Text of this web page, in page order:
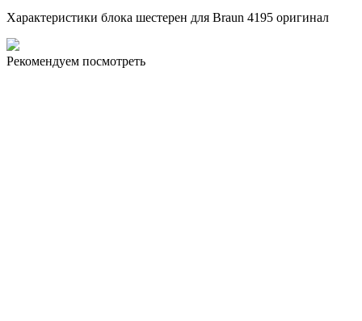
Характеристики блока шестерен для Braun 4195 оригинал
Рекомендуем посмотреть